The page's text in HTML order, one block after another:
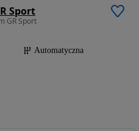
Sport
GR Sport
Automatyczna